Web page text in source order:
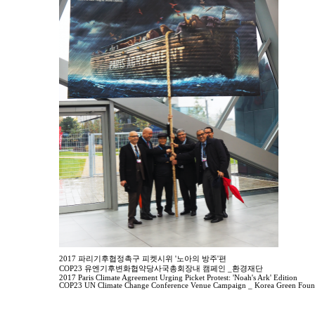
2017 파리기후협정촉구 피켓시위 '노아의 방주'편
COP23 유엔기후변화협약당사국총회장내 캠페인 _환경재단
2017 Paris Climate Agreement Urging Picket Protest: 'Noah's Ark' Edition
COP23 UN Climate Change Conference Venue Campaign _ Korea Green